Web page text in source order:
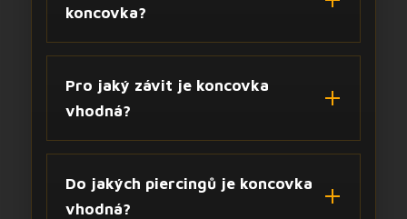
koncovka?
Pro jaký závit je koncovka
vhodná?
Do jakých piercingů je koncovka
vhodná?